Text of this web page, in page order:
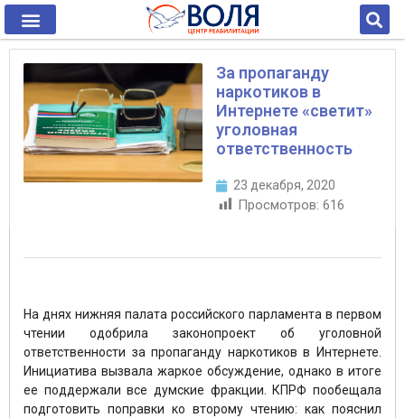
За пропаганду
наркотиков в
Интернете «светит»
уголовная
ответственность
23 декабря, 2020
Просмотров: 616
На днях нижняя палата российского парламента в первом
чтении одобрила законопроект об уголовной
ответственности за пропаганду наркотиков в Интернете.
Инициатива вызвала жаркое обсуждение, однако в итоге
ее поддержали все думские фракции. КПРФ пообещала
подготовить поправки ко второму чтению: как пояснил